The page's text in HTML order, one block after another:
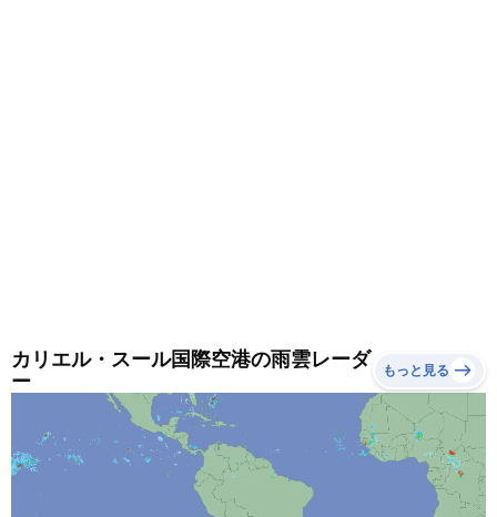
カリエル・スール国際空港の雨雲レーダ
ー
もっと見る